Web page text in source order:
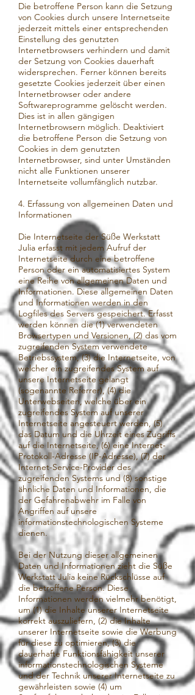
Die betroffene Person kann die Setzung
von Cookies durch unsere Internetseite
jederzeit mittels einer entsprechenden
Einstellung des genutzten
Internetbrowsers verhindern und damit
der Setzung von Cookies dauerhaft
widersprechen. Ferner können bereits
gesetzte Cookies jederzeit über einen
Internetbrowser oder andere
Softwareprogramme gelöscht werden.
Dies ist in allen gängigen
Internetbrowsern möglich. Deaktiviert
die betroffene Person die Setzung von
Cookies in dem genutzten
Internetbrowser, sind unter Umständen
nicht alle Funktionen unserer
Internetseite vollumfänglich nutzbar.
4. Erfassung von allgemeinen Daten und
Informationen
Die Internetseite der Süße Werkstatt
Julia erfasst mit jedem Aufruf der
Internetseite durch eine betroffene
Person oder ein automatisiertes System
eine Reihe von allgemeinen Daten und
Informationen. Diese allgemeinen Daten
und Informationen werden in den
Logfiles des Servers gespeichert. Erfasst
werden können die (1) verwendeten
Browsertypen und Versionen, (2) das vom
zugreifenden System verwendete
Betriebssystem, (3) die Internetseite, von
welcher ein zugreifendes System auf
unsere Internetseite gelangt
(sogenannte Referrer), (4) die
Unterwebseiten, welche über ein
zugreifendes System auf unserer
Internetseite angesteuert werden, (5)
das Datum und die Uhrzeit eines Zugriffs
auf die Internetseite, (6) eine Internet-
Protokoll-Adresse (IP-Adresse), (7) der
Internet-Service-Provider des
zugreifenden Systems und (8) sonstige
ähnliche Daten und Informationen, die
der Gefahrenabwehr im Falle von
Angriffen auf unsere
informationstechnologischen Systeme
dienen.
Bei der Nutzung dieser allgemeinen
Daten und Informationen zieht die Süße
Werkstatt Julia keine Rückschlüsse auf
die betroffene Person. Diese
Informationen werden vielmehr benötigt,
um (1) die Inhalte unserer Internetseite
korrekt auszuliefern, (2) die Inhalte
unserer Internetseite sowie die Werbung
für diese zu optimieren, (3) die
dauerhafte Funktionsfähigkeit unserer
informationstechnologischen Systeme
und der Technik unserer Internetseite zu
gewährleisten sowie (4) um